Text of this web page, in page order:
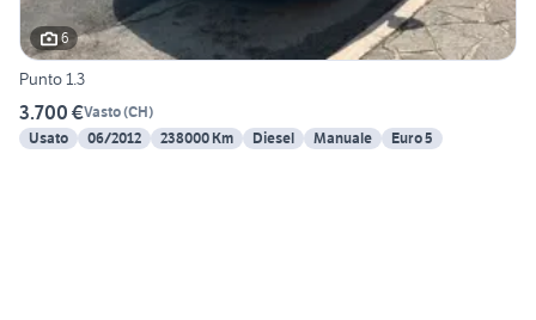
6
Punto 1.3
3.700 €Vasto(CH)
Usato
06/2012 238000 Km Diesel Manuale Euro 5